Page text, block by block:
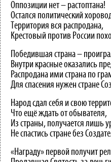
Оппозиции нет – растоптана!
Остался политический
Территория вся распродана,
Крестовый против России
Победившая страна –
Внутри красные оказались
Распродана ими страна по
Для спасения нужен стране
Народ сдал себя и свою
Что ещё ждать от обывателя,
Из страны, получается лишь
Не спастись стране без
«Награду» первой получит